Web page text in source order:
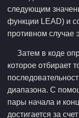
следующим
функции LEAD) и
противном случае
Затем в коде
которое отбирает
диапазона. С
пары начала и
достигается за